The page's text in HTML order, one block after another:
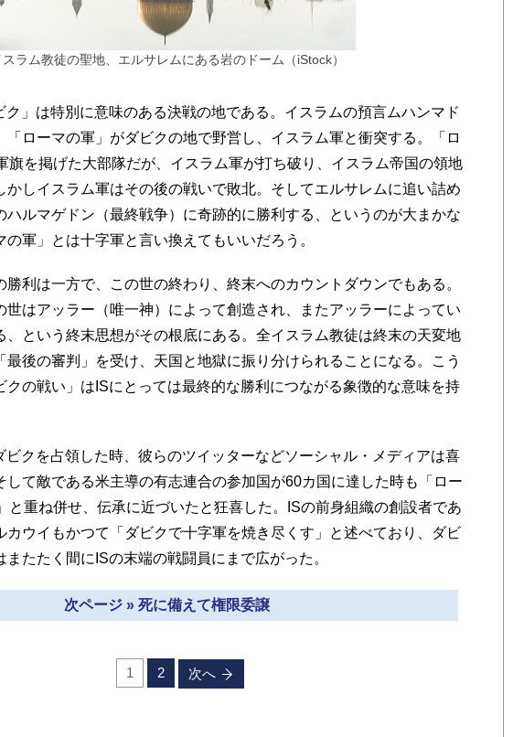
スラム教徒の聖地、エルサレムにある岩のドーム（iStock）
」は特別に意味のある決戦の地である。イスラムの預言ムハンマド
「ローマの軍」がダビクの地で野営し、イスラム軍と衝突する。「ロ
旗を掲げた大部隊だが、イスラム軍が打ち破り、イスラム帝国の領地
かしイスラム軍はその後の戦いで敗北。そしてエルサレムに追い詰め
ハルマゲドン（最終戦争）に奇跡的に勝利する、というのが大まかな
軍」とは十字軍と言い換えてもいいだろう。
利は一方で、この世の終わり、終末へのカウントダウンでもある。
世はアッラー（唯一神）によって創造され、またアッラーによってい
、という終末思想がその根底にある。全イスラム教徒は終末の天変地
最後の審判」を受け、天国と地獄に振り分けられることになる。こう
クの戦い」はISにとっては最終的な勝利につながる象徴的な意味を持
クを占領した時、彼らのツイッターなどソーシャル・メディアは喜
して敵である米主導の有志連合の参加国が60カ国に達した時も「ロー
と重ね併せ、伝承に近づいたと狂喜した。ISの前身組織の創設者であ
カウイもかつて「ダビクで十字軍を焼き尽くす」と述べており、ダビ
またたく間にISの末端の戦闘員にまで広がった。
次ページ » 死に備えて権限委譲
1 2 次へ